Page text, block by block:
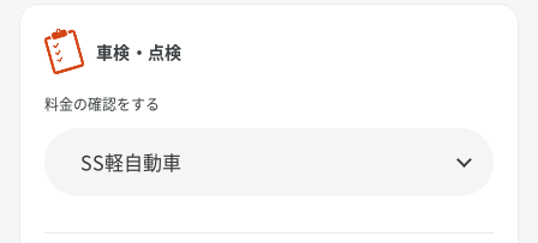
車検・点検
料金の確認をする